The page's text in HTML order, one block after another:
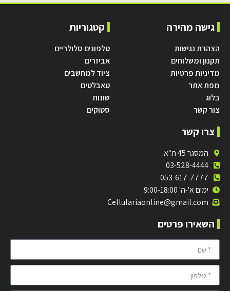
גישה מהירה
הצהרת נגישות
תקנון ומשלוחים
מדיניות פרטיות
מפת אתר
בלוג
צור קשר
קטגוריות
טלפונים סלולריים
אביזרים
ציוד למחשבים
טאבלטים
שונות
סטוקים
צרו קשר
המסגר 45 ת"א
03-528-4444
053-617-7777
ימים א'-ה' 9:00-18:00
Cellulariaonline@gmail.com
השאירו פרטים